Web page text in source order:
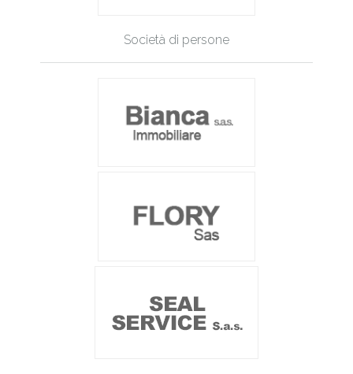
Società di persone